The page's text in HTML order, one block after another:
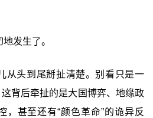
发生了。
从头到尾掰扯清楚。别看只是一
背后牵扯的是大国博弈、地缘政
，甚至还有“颜色革命”的诡异反